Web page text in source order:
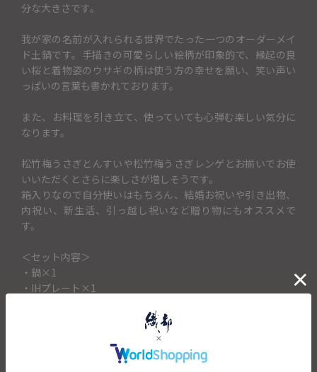
分な大きさです。
我が家の名前が入れられる世界でたった一つのオーダーメイ
ド土鍋です。手描きの可愛らしい絵柄が印象的で、縁起の良
い桜と着物姿のウサギの柄は使う方の幸せを願い、笑い声い
っぱいの言葉も書かれております。
また、お料理を引き立て、使っていても心弾む楽しい気分に
なります。
松竹梅うさぎとんすいや松竹梅うさぎレンゲとお揃いでお使
いいただくとさらに楽しさが増しそうです。
箱入りなので自分使いはもちろん、結婚お祝いや引き出物、
内祝い、新生活、引っ越し祝いなど贈り物にもオススメで
す。
＜セット内容＞
・鍋×1
・IHプレート×1
土鍋の蓋に記載するお名前を「土鍋に入れるお名前（5文字ま
で）」の項目に入力してください。土鍋に記載できるお名前